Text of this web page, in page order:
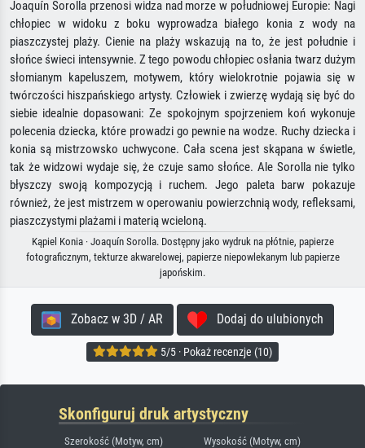
Joaquín Sorolla przenosi widza nad morze w południowej Europie: Nagi
chłopiec w widoku z boku wyprowadza białego konia z wody na
piaszczystej plaży. Cienie na plaży wskazują na to, że jest południe i
słońce świeci intensywnie. Z tego powodu chłopiec osłania twarz dużym
słomianym kapeluszem, motywem, który wielokrotnie pojawia się w
twórczości hiszpańskiego artysty. Człowiek i zwierzę wydają się być do
siebie idealnie dopasowani: Ze spokojnym spojrzeniem koń wykonuje
polecenia dziecka, które prowadzi go pewnie na wodze. Ruchy dziecka i
konia są mistrzowsko uchwycone. Cała scena jest skąpana w świetle,
tak że widzowi wydaje się, że czuje samo słońce. Ale Sorolla nie tylko
błyszczy swoją kompozycją i ruchem. Jego paleta barw pokazuje
również, że jest mistrzem w operowaniu powierzchnią wody, refleksami,
piaszczystymi plażami i materią wcieloną.
Kąpiel Konia · Joaquín Sorolla. Dostępny jako wydruk na płótnie, papierze
fotograficznym, tekturze akwarelowej, papierze niepowlekanym lub papierze
japońskim.
Zobacz w 3D / AR Dodaj do ulubionych
5/5 · Pokaż recenzje (10)
Skonfiguruj druk artystyczny
Szerokość (Motyw, cm) Wysokość (Motyw, cm)